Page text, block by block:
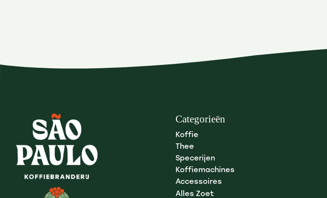
Categorieën
Koffie
Thee
Specerijen
Koffiemachines
Accessoires
Alles Zoet